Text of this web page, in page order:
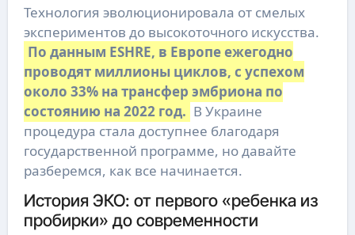
Технология эволюционировала от смелых
экспериментов до высокоточного искусства.
По данным ESHRE, в Европе ежегодно
проводят миллионы циклов, с успехом
около 33% на трансфер эмбриона по
состоянию на 2022 год. В Украине
процедура стала доступнее благодаря
государственной программе, но давайте
разберемся, как все начинается.
История ЭКО: от первого «ребенка из
пробирки» до современности